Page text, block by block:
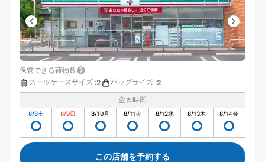
保管できる荷物数
スーツケースサイズ :2 バッグサイズ :2
空き時間
8/8土 8/9日 8/10月 8/11火 8/12水 8/13木 8/14金
この店舗を予約する